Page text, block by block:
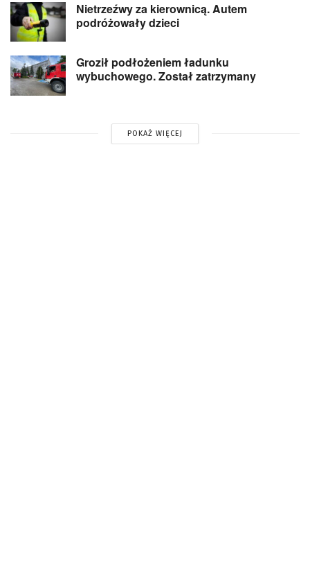
Nietrzeźwy za kierownicą. Autem
podróżowały dzieci
Groził podłożeniem ładunku
wybuchowego. Został zatrzymany
POKAŻ WIĘCEJ